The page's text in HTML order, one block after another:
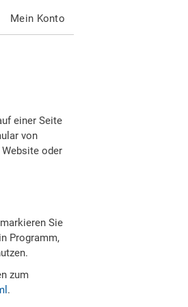
Mein Konto
einer Seite
von
oder
Sie
Programm,
zum
.